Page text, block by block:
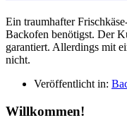
Ein traumhafter
Backofen benötigst. Der
garantiert. Allerdings mit
nicht.
Veröffentlicht in:
Willkommen!